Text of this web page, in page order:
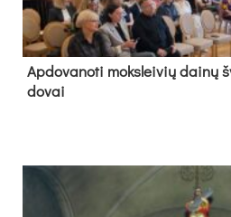
Ap­do­va­no­ti moks­lei­vių dai­nų
do­vai